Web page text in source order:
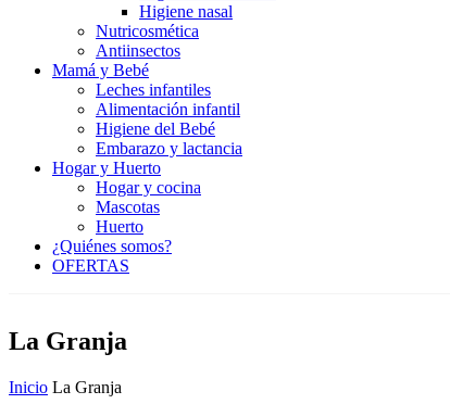
Higiene nasal
Nutricosmética
Antiinsectos
Mamá y Bebé
Leches infantiles
Alimentación infantil
Higiene del Bebé
Embarazo y lactancia
Hogar y Huerto
Hogar y cocina
Mascotas
Huerto
¿Quiénes somos?
OFERTAS
La Granja
Inicio La Granja